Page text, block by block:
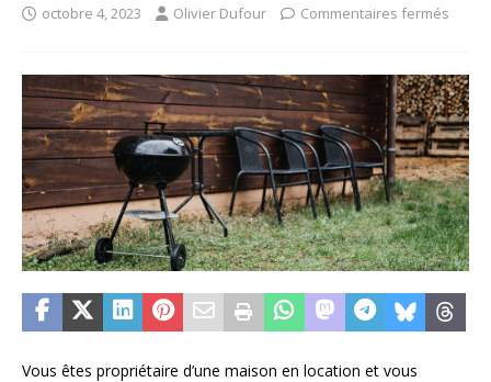
octobre 4, 2023 Olivier Dufour Commentaires fermés
Vous êtes propriétaire d’une maison en location et vous